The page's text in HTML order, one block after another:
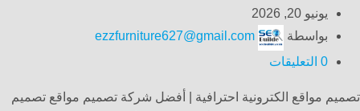
يونيو 20, 2026
بواسطة
ezzfurniture627@gmail.com
0 التعليقات
تصميم مواقع الكترونية احترافية | أفضل شركة تصميم مواقع تصميم